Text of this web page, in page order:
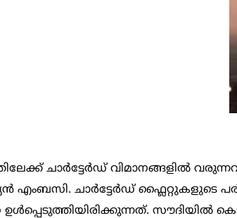
ചാര്‍ട്ടേര്‍ഡ് വിമാനങ്ങളില്‍
എംബസി. ചാര്‍ട്ടേര്‍ഡ് ഫ്ലെെറ്റുകളുടെ
സൗദിയില്‍